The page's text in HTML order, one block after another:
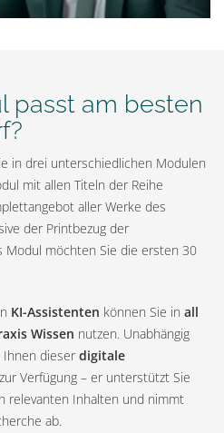
passt am besten
in drei unterschiedlichen Modulen
mit allen Titeln der Reihe
aller Werke des
der Printbezug der
Modul möchten Sie die ersten 30
KI-Assistenten können Sie in all
Wissen nutzen. Unabhängig
dieser digitale
Verfügung – er unterstützt Sie
relevanten Inhalten und nimmt
ab.